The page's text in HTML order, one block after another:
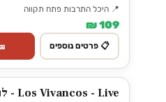
📍 היכל התרבות פתח תקווה
109 ₪
📋 פרטים נוספים
Los Vivancos - Live - לוס ויונקוס